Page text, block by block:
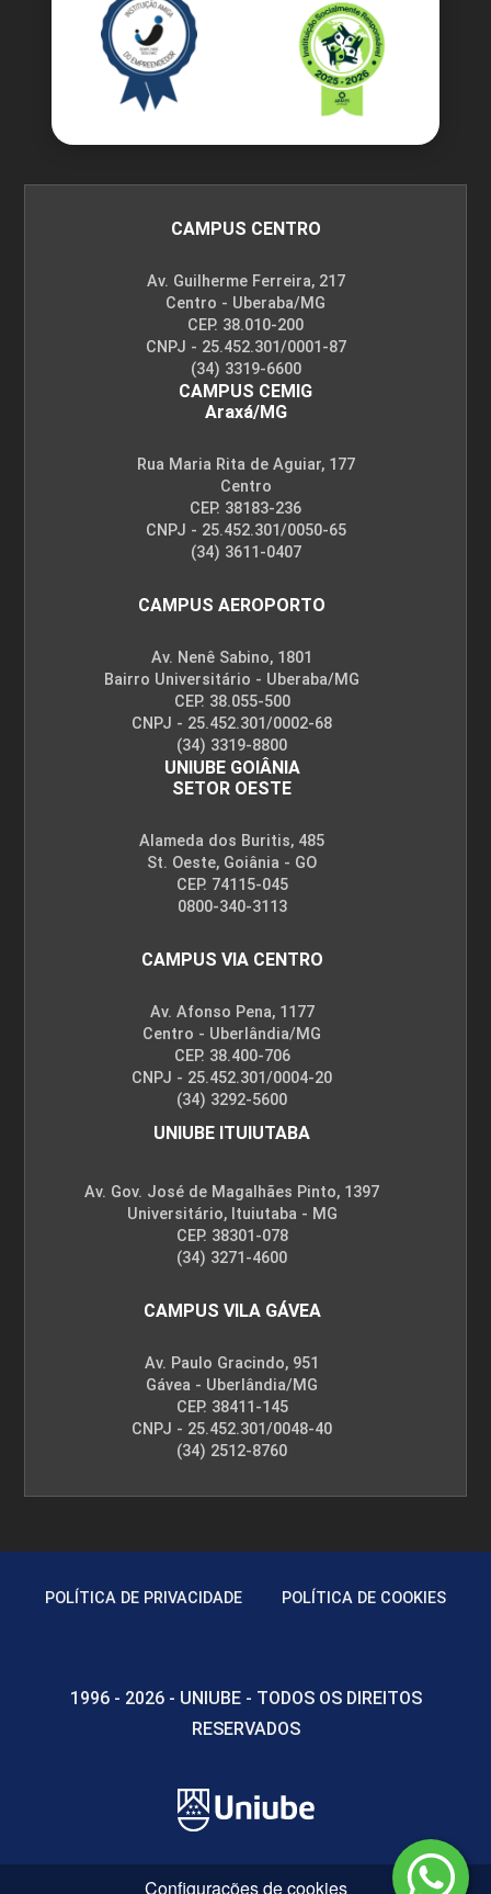
Fotojornalismo e suas Complexidades
10h
CAMPUS CENTRO
Av. Guilherme Ferreira, 217
Centro - Uberaba/MG
CEP. 38.010-200
CNPJ - 25.452.301/0001-87
(34) 3319-6600
CAMPUS CEMIG
Araxá/MG
Rua Maria Rita de Aguiar, 177
Centro
CEP. 38183-236
CNPJ - 25.452.301/0050-65
(34) 3611-0407
CAMPUS AEROPORTO
Av. Nenê Sabino, 1801
Bairro Universitário - Uberaba/MG
CEP. 38.055-500
CNPJ - 25.452.301/0002-68
(34) 3319-8800
UNIUBE GOIÂNIA
SETOR OESTE
Alameda dos Buritis, 485
St. Oeste, Goiânia - GO
CEP. 74115-045
0800-340-3113
CAMPUS VIA CENTRO
Av. Afonso Pena, 1177
Centro - Uberlândia/MG
CEP. 38.400-706
CNPJ - 25.452.301/0004-20
(34) 3292-5600
UNIUBE ITUIUTABA
Av. Gov. José de Magalhães Pinto, 1397
Universitário, Ituiutaba - MG
CEP. 38301-078
(34) 3271-4600
CAMPUS VILA GÁVEA
Av. Paulo Gracindo, 951
Gávea - Uberlândia/MG
CEP. 38411-145
CNPJ - 25.452.301/0048-40
(34) 2512-8760
POLÍTICA DE PRIVACIDADE POLÍTICA DE COOKIES
1996 - 2026 - UNIUBE - TODOS OS DIREITOS
RESERVADOS
Configurações de cookies